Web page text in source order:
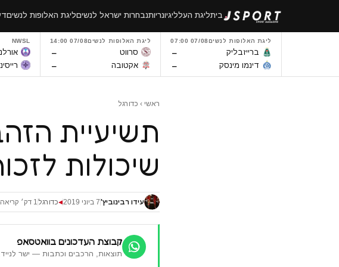
ביתליגת העלליגיונריותנבחרות ישראל לנשיםליגת האלופות לנשים
ליגת האלופות לנשים07/08 07:00
ברייזבליק –
דינמו מינסק –
ליגת האלופות לנשים07/08 14:00
סרווט –
אקטובה –
NWSL
ראשי › כדורגל
תשיעיית
שיכולות
עידו רבינוביץ'7 ביוני 2019 ◀כדורגל 1 דק׳ קריאה
קבוצת העדכונים בוואטסאפ
תוצאות, הרכבים וכתבות — ישר